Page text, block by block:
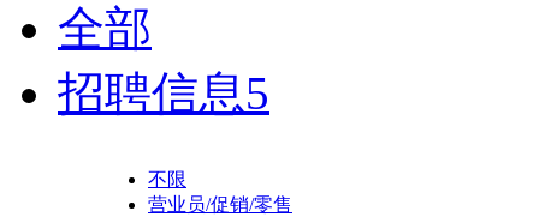
全部
招聘信息5
不限
营业员/促销/零售